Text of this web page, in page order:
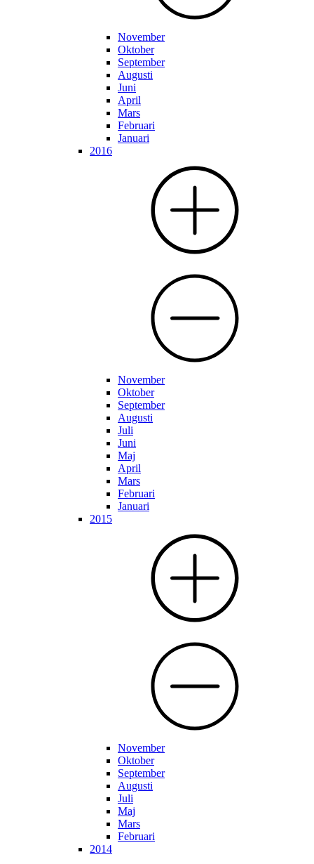
November
Oktober
September
Augusti
Juni
April
Mars
Februari
Januari
2016
November
Oktober
September
Augusti
Juli
Juni
Maj
April
Mars
Februari
Januari
2015
November
Oktober
September
Augusti
Juli
Maj
Mars
Februari
2014